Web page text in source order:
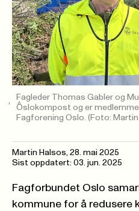
Fagleder Thomas Gabler og
Oslokompost og er
Fagforening Oslo. (Foto:
Martin Halsos, 28. mai 2025
Sist oppdatert: 03. jun. 2025
Fagforbundet Oslo
kommune for å redusere